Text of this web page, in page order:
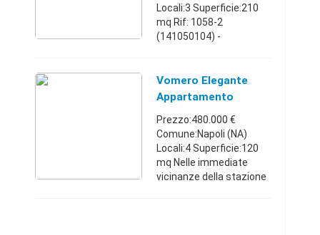
Locali:3 Superficie:210
mq Rif: 1058-2
(141050104) -
vendita a Rapallo (GE) in
zona silenziosa nel
tutti ...
Vomero Elegante
Appartamento
Prezzo:480.000 €
Comune:Napoli (NA)
Locali:4 Superficie:120
mq Nelle immediate
vicinanze della stazione